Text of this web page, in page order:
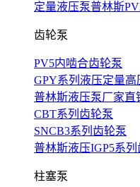
定量液压泵普林斯
齿轮泵
PV5内啮合齿轮泵
GPY系列液压定量高
普林斯液压泵厂家直
CBT系列齿轮泵
SNCB3系列齿轮泵
普林斯液压IGP5系
柱塞泵